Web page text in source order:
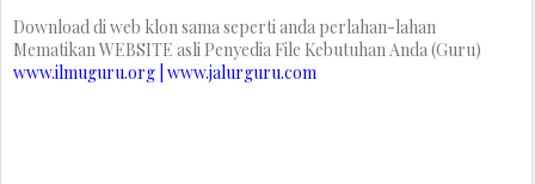
Download di web klon sama seperti anda perlahan-lahan
Mematikan WEBSITE asli Penyedia File Kebutuhan Anda (Guru)
www.ilmuguru.org | www.jalurguru.com